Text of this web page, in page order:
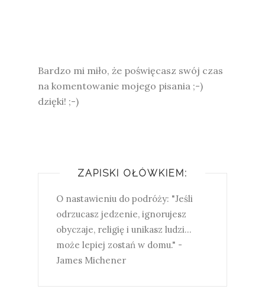
Bardzo mi miło, że poświęcasz swój czas
na komentowanie mojego pisania ;-)
dzięki! ;-)
ZAPISKI OŁÓWKIEM:
O nastawieniu do podróży: "Jeśli
odrzucasz jedzenie, ignorujesz
obyczaje, religię i unikasz ludzi...
może lepiej zostań w domu." -
James Michener